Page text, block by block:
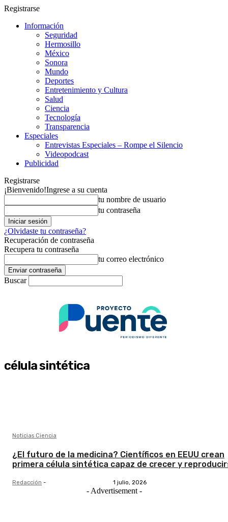
Registrarse
Información
Seguridad
Hermosillo
México
Sonora
Mundo
Deportes
Entretenimiento y Cultura
Salud
Ciencia
Tecnología
Transparencia
Especiales
Entrevistas Especiales – Rompe el Silencio
Videopodcast
Publicidad
Registrarse
¡Bienvenido!Ingrese a su cuenta
tu nombre de usuario
tu contraseña
¿Olvidaste tu contraseña?
Recuperación de contraseña
Recupera tu contraseña
tu correo electrónico
Buscar
célula sintética
Noticias Ciencia
¿El futuro de la medicina? Científicos en EEUU crean
primera célula sintética capaz de crecer y
Redacción - 1 julio, 2026
- Advertisement -